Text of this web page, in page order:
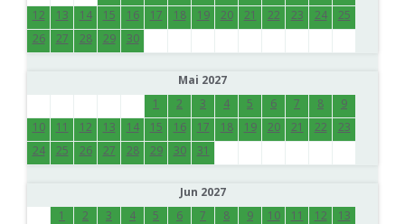
12
13 14 15 16 17 18 19 20 21 22 23 24
25
26
27 28 29 30
Mai 2027
1
2 3 4 5 6 7 8
9
10
11 12 13 14 15 16 17 18 19 20 21 22
23
24
25 26 27 28 29 30 31
Jun 2027
1
2 3 4 5 6 7 8 9 10 11 12
13